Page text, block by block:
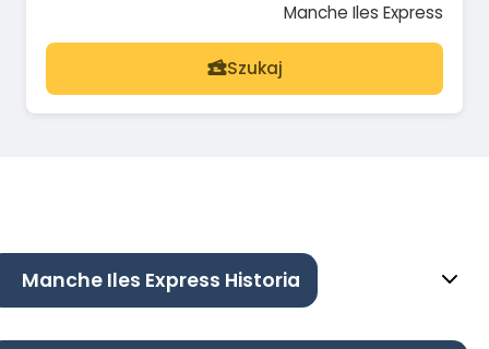
Manche Iles Express
Szukaj
Manche Iles Express Historia